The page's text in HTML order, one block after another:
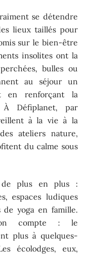
se détendre
lieux taillés pour
sur le bien-être
insolites ont la
bulles ou
au séjour un
en renforçant la
Défiplanet, par
à la vie à la
ateliers nature,
du calme sous
de plus en plus :
espaces ludiques
de yoga en famille.
compte : le
plus à quelques-
écolodges, eux,